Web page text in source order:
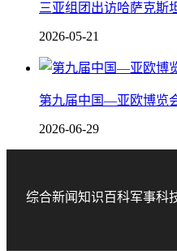
三亚组团出访哈萨克斯
2026-05-21
第九届中国—亚欧博览
2026-06-29
综合新闻知识百科军事科